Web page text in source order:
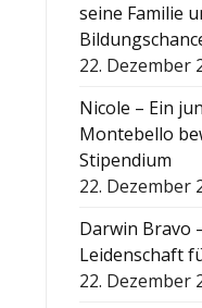
seine Familie
22. Dezember
Nicole – Ein
Montebello
Stipendium
22. Dezember
Darwin Bravo
Leidenschaft
22. Dezember